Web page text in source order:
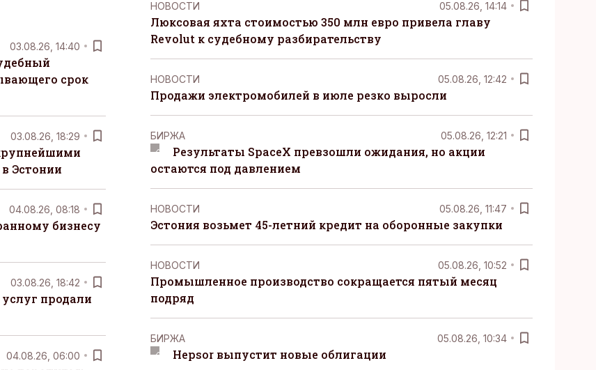
03.08.26, 14:40
срок
03.08.26, 18:29
Эстонии
04.08.26, 08:18
бизнесу
03.08.26, 18:42
продали
04.08.26, 06:00
НОВОСТИ 05.08.26, 14:14
Люксовая яхта стоимостью 350 млн евро привела главу
Revolut к судебному разбирательству
НОВОСТИ 05.08.26, 12:42
Продажи электромобилей в июле резко выросли
БИРЖА 05.08.26, 12:21
Результаты SpaceX превзошли ожидания, но акции
остаются под давлением
НОВОСТИ 05.08.26, 11:47
Эстония возьмет 45-летний кредит на оборонные закупки
НОВОСТИ 05.08.26, 10:52
Промышленное производство сокращается пятый месяц
подряд
БИРЖА 05.08.26, 10:34
Hepsor выпустит новые облигации